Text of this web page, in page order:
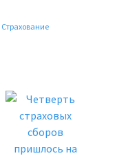
Страхование